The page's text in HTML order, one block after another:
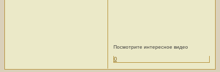
Посмотрите интересное видео
0